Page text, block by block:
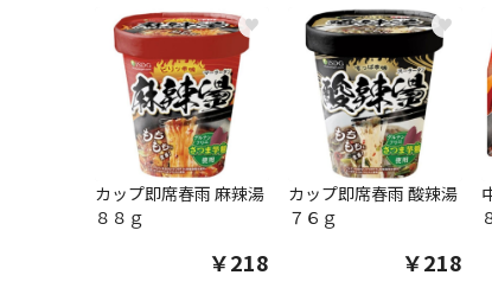
♥
カップ即席春雨 麻辣湯
８８ｇ
￥218
♥
カップ即席春雨 酸辣湯
７６ｇ
￥218